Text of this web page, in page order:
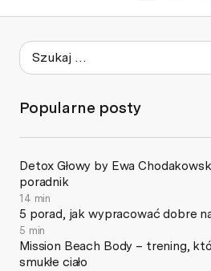
Popularne posty
Detox Głowy by Ewa
poradnik
14 min
5 porad, jak wypracować dobre
5 min
Mission Beach Body – trening,
smukłe ciało